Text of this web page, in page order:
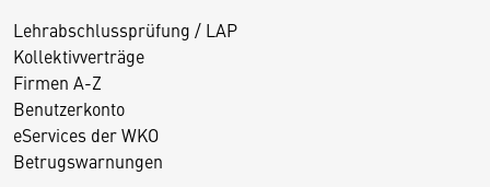
Lehrabschlussprüfung / LAP
Kollektivverträge
Firmen A-Z
Benutzerkonto
eServices der WKO
Betrugswarnungen